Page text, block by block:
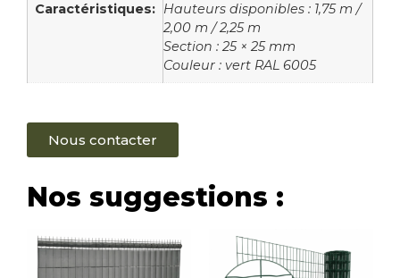
Caractéristiques: Hauteurs disponibles : 1,75 m /
2,00 m / 2,25 m
Section : 25 × 25 mm
Couleur : vert RAL 6005
Nous contacter
Nos suggestions :